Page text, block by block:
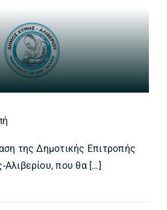
της Δημοτικής Επιτροπής
που θα […]